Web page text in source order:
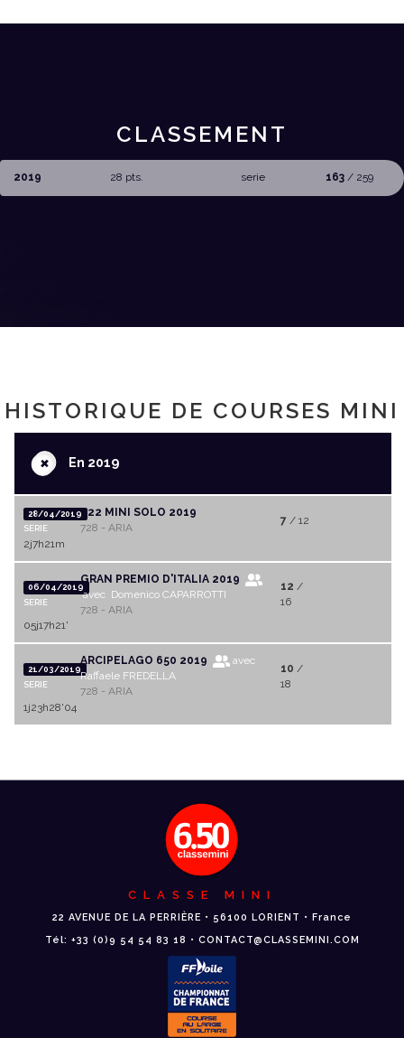
CLASSEMENT
2019 28 pts. serie 163 / 259
HISTORIQUE DE COURSES MINI
+En 2019
28/04/2019
SERIE
222 MINI SOLO 2019
728 - ARIA
7 / 12
2j7h21m
06/04/2019
SERIE
GRAN PREMIO D'ITALIA 2019
avec Domenico CAPARROTTI
728 - ARIA
12 /
16
05j17h21'
21/03/2019
SERIE
ARCIPELAGO 650 2019
avec
Raffaele FREDELLA
728 - ARIA
10 /
18
1j23h28'04
CLASSE MINI
22 AVENUE DE LA PERRIÈRE • 56100 LORIENT • France
Tél: +33 (0)9 54 54 83 18 • CONTACT@CLASSEMINI.COM